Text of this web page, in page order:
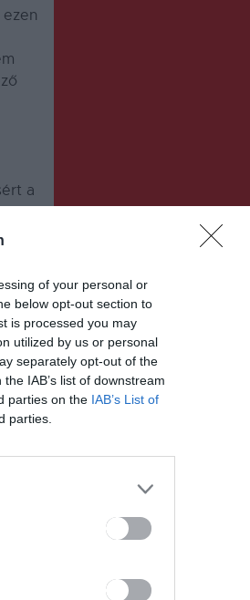
of your personal or
below opt-out section to
is processed you may
utilized by us or personal
separately opt-out of the
IAB’s list of downstream
parties on the IAB’s List of
parties.
a